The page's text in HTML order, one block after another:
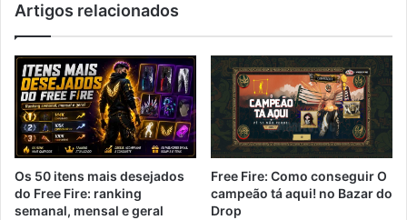
Artigos relacionados
Os 50 itens mais desejados
do Free Fire: ranking
semanal, mensal e geral
Free Fire: Como conseguir O
campeão tá aqui! no Bazar do
Drop